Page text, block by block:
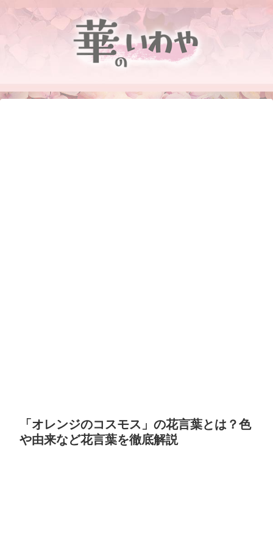
「オレンジのコスモス」の花言葉とは？色
や由来など花言葉を徹底解説